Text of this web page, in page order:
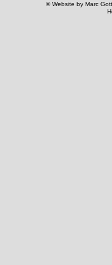
© Website by Marc